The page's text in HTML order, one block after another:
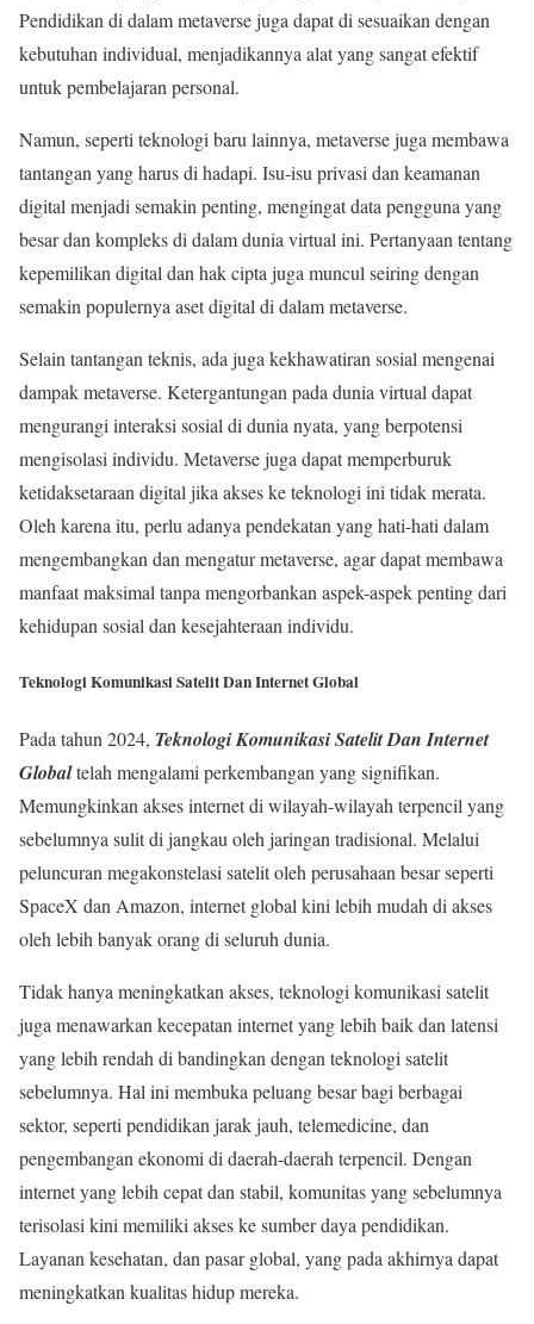
Pendidikan di dalam metaverse juga dapat di sesuaikan dengan
kebutuhan individual, menjadikannya alat yang sangat efektif
untuk pembelajaran personal.
Namun, seperti teknologi baru lainnya, metaverse juga membawa
tantangan yang harus di hadapi. Isu-isu privasi dan keamanan
digital menjadi semakin penting, mengingat data pengguna yang
besar dan kompleks di dalam dunia virtual ini. Pertanyaan tentang
kepemilikan digital dan hak cipta juga muncul seiring dengan
semakin populernya aset digital di dalam metaverse.
Selain tantangan teknis, ada juga kekhawatiran sosial mengenai
dampak metaverse. Ketergantungan pada dunia virtual dapat
mengurangi interaksi sosial di dunia nyata, yang berpotensi
mengisolasi individu. Metaverse juga dapat memperburuk
ketidaksetaraan digital jika akses ke teknologi ini tidak merata.
Oleh karena itu, perlu adanya pendekatan yang hati-hati dalam
mengembangkan dan mengatur metaverse, agar dapat membawa
manfaat maksimal tanpa mengorbankan aspek-aspek penting dari
kehidupan sosial dan kesejahteraan individu.
Teknologi Komunikasi Satelit Dan Internet Global
Pada tahun 2024, Teknologi Komunikasi Satelit Dan Internet
Globaltelah mengalami perkembangan yang signifikan.
Memungkinkan akses internet di wilayah-wilayah terpencil yang
sebelumnya sulit di jangkau oleh jaringan tradisional. Melalui
peluncuran megakonstelasi satelit oleh perusahaan besar seperti
SpaceX dan Amazon, internet global kini lebih mudah di akses
oleh lebih banyak orang di seluruh dunia.
Tidak hanya meningkatkan akses, teknologi komunikasi satelit
juga menawarkan kecepatan internet yang lebih baik dan latensi
yang lebih rendah di bandingkan dengan teknologi satelit
sebelumnya. Hal ini membuka peluang besar bagi berbagai
sektor, seperti pendidikan jarak jauh, telemedicine, dan
pengembangan ekonomi di daerah-daerah terpencil. Dengan
internet yang lebih cepat dan stabil, komunitas yang sebelumnya
terisolasi kini memiliki akses ke sumber daya pendidikan.
Layanan kesehatan, dan pasar global, yang pada akhirnya dapat
meningkatkan kualitas hidup mereka.